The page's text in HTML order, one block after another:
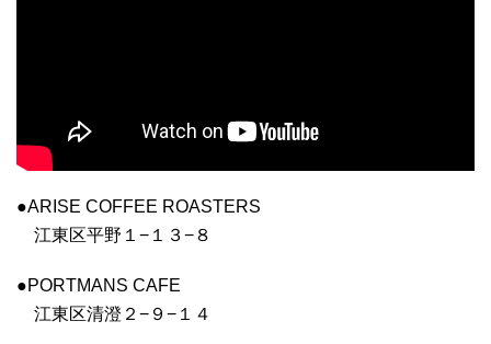
●ARISE COFFEE ROASTERS
江東区平野１−１３−８
●PORTMANS CAFE
江東区清澄２−９−１４